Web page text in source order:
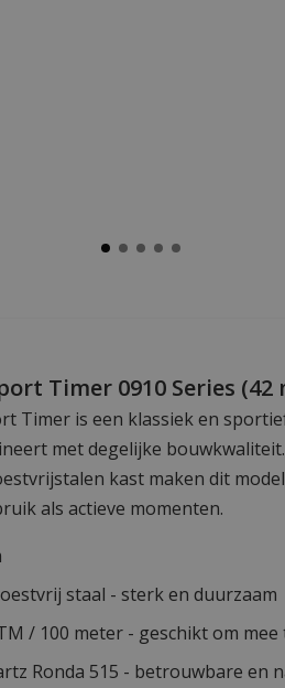
Timer 0910 Series (42
Timer is een klassiek en
met degelijke
kast maken dit
als actieve momenten.
staal - sterk en duurzaam
/ 100 meter - geschikt om mee
Ronda 515 - betrouwbare en